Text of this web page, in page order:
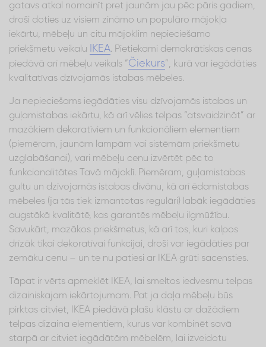
gatavs atkal nomainīt pret jaunām jau pēc pāris gadiem,
droši doties uz visiem zināmo un populāro mājokļa
iekārtu, mēbeļu un citu mājoklim nepieciešamo
priekšmetu veikalu
IKEA. Pietiekami demokrātiskas cenas
piedāvā arī mēbeļu veikals “Čiekurs”, kurā var iegādāties
kvalitatīvas dzīvojamās istabas mēbeles.
Ja nepieciešams iegādāties visu dzīvojamās istabas un
guļamistabas iekārtu, kā arī vēlies telpas “atsvaidzināt” ar
mazākiem dekoratīviem un funkcionāliem elementiem
(piemēram, jaunām lampām vai sistēmām priekšmetu
uzglabāšanai), vari mēbeļu cenu izvērtēt pēc to
funkcionalitātes Tavā mājoklī. Piemēram, guļamistabas
gultu un dzīvojamās istabas dīvānu, kā arī ēdamistabas
mēbeles (ja tās tiek izmantotas regulāri) labāk iegādāties
augstākā kvalitātē, kas garantēs mēbeļu ilgmūžību.
Savukārt, mazākos priekšmetus, kā arī tos, kuri kalpos
drīzāk tikai dekoratīvai funkcijai, droši var iegādāties par
zemāku cenu – un te nu patiesi ar IKEA grūti sacensties.
Tāpat ir vērts apmeklēt IKEA, lai smeltos iedvesmu telpas
dizainiskajam iekārtojumam. Pat ja daļa mēbeļu būs
pirktas citviet, IKEA piedāvā plašu klāstu ar dažādiem
telpas dizaina elementiem, kurus var kombinēt savā
starpā ar citviet iegādātām mēbelēm, lai izveidotu